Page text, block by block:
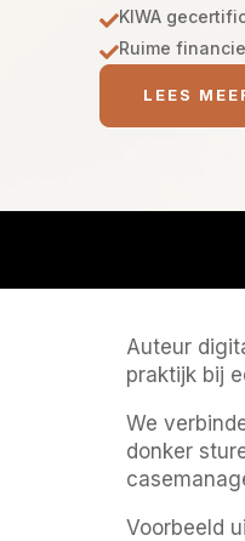
KIWA
Ruime
LEES
Auteur
praktijk bij
We
donker
Voorbeeld